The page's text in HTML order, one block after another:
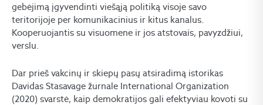
gebėjimą įgyvendinti viešąją politiką visoje savo
teritorijoje per komunikacinius ir kitus kanalus.
Kooperuojantis su visuomene ir jos atstovais, pavyzdžiui,
verslu.
Dar prieš vakcinų ir skiepų pasų atsiradimą istorikas
Davidas Stasavage žurnale International Organization
(2020) svarstė, kaip demokratijos gali efektyviau kovoti su